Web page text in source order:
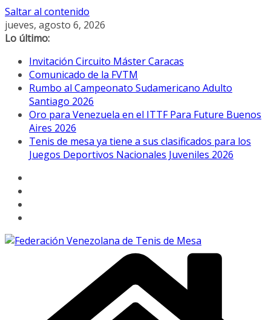
Saltar al contenido
jueves, agosto 6, 2026
Lo último:
Invitación Circuito Máster Caracas
Comunicado de la FVTM
Rumbo al Campeonato Sudamericano Adulto
Santiago 2026
Oro para Venezuela en el ITTF Para Future Buenos
Aires 2026
Tenis de mesa ya tiene a sus clasificados para los
Juegos Deportivos Nacionales Juveniles 2026